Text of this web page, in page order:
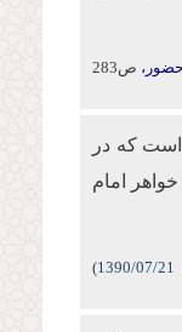
ص283
که در
امام
1390/07/21
)